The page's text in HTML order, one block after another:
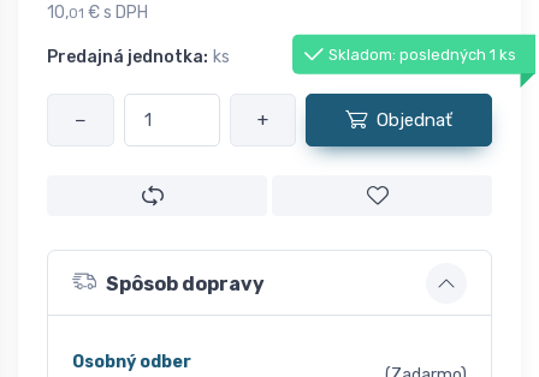
10,01 € s DPH
Predajná jednotka: ks Skladom: posledných 1 ks
− + Objednať
Spôsob dopravy
Osobný odber